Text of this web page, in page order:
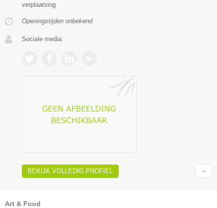
verplaatsing
Openingstijden onbekend
Sociale media:
BEKIJK VOLLEDIG PROFIEL
Art & Food